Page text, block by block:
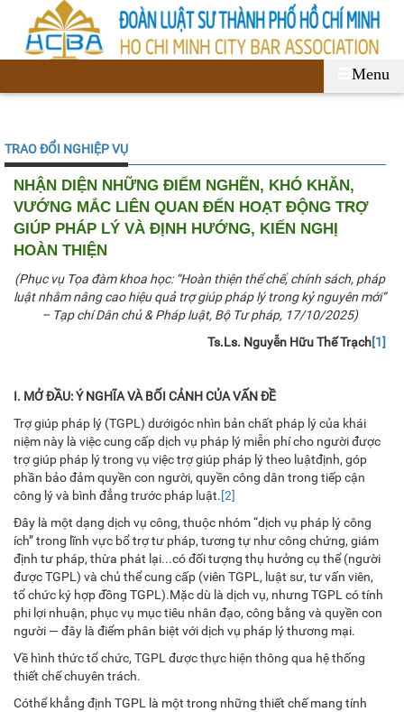
Menu
TRAO ĐỔI NGHIỆP VỤ
NHẬN DIỆN NHỮNG ĐIỂM NGHẼN, KHÓ KHĂN,
VƯỚNG MẮC LIÊN QUAN ĐẾN HOẠT ĐỘNG TRỢ
GIÚP PHÁP LÝ VÀ ĐỊNH HƯỚNG, KIẾN NGHỊ
HOÀN THIỆN
(Phục vụ Tọa đàm khoa học: “Hoàn thiện thể chế, chính sách, pháp
luật nhằm nâng cao hiệu quả trợ giúp pháp lý trong kỷ nguyên mới”
– Tạp chí Dân chủ & Pháp luật, Bộ Tư pháp, 17/10/2025)
Ts.Ls. Nguyễn Hữu Thế Trạch[1]
I. MỞ ĐẦU: Ý NGHĨA VÀ BỐI CẢNH CỦA VẤN ĐỀ
Trợ giúp pháp lý (TGPL) dướigóc nhìn bản chất pháp lý của khái
niệm này là việc cung cấp dịch vụ pháp lý miễn phí cho người được
trợ giúp pháp lý trong vụ việc trợ giúp pháp lý theo luậtđịnh, góp
phần bảo đảm quyền con người, quyền công dân trong tiếp cận
công lý và bình đẳng trước pháp luật.[2]
Đây là một dạng dịch vụ công, thuộc nhóm “dịch vụ pháp lý công
ích” trong lĩnh vực bổ trợ tư pháp, tương tự như công chứng, giám
định tư pháp, thừa phát lại...có đối tượng thụ hưởng cụ thể (người
được TGPL) và chủ thể cung cấp (viên TGPL, luật sư, tư vấn viên,
tổ chức ký hợp đồng TGPL).Mặc dù là dịch vụ, nhưng TGPL có tính
phi lợi nhuận, phục vụ mục tiêu nhân đạo, công bằng và quyền con
người — đây là điểm phân biệt với dịch vụ pháp lý thương mại.
Về hình thức tổ chức, TGPL được thực hiện thông qua hệ thống
thiết chế chuyên trách.
Cóthể khẳng định TGPL là một trong những thiết chế mang tính